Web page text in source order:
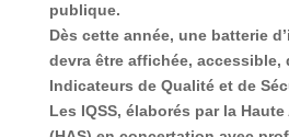
publique.
Dès cette année, une batterie
devra être affichée, accessible,
Indicateurs de Qualité et de
Les IQSS, élaborés par la